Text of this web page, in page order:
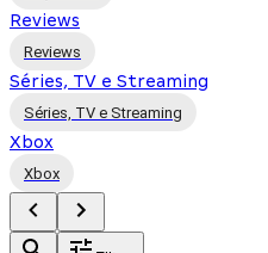
Reviews
Reviews
Séries, TV e Streaming
Séries, TV e Streaming
Xbox
Xbox